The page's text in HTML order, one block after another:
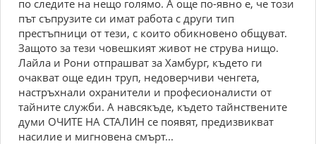
по следите на нещо голямо. А още по-явно е, че този
път съпрузите си имат работа с други тип
престъпници от тези, с които обикновено общуват.
Защото за тези човешкият живот не струва нищо.
Лайла и Рони отпрашват за Хамбург, където ги
очакват още един труп, недоверчиви ченгета,
настръхнали охранители и професионалисти от
тайните служби. А навсякъде, където тайнствените
думи ОЧИТЕ НА СТАЛИН се появят, предизвикват
насилие и мигновена смърт...